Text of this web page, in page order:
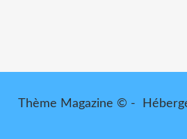
Thème Magazine © -